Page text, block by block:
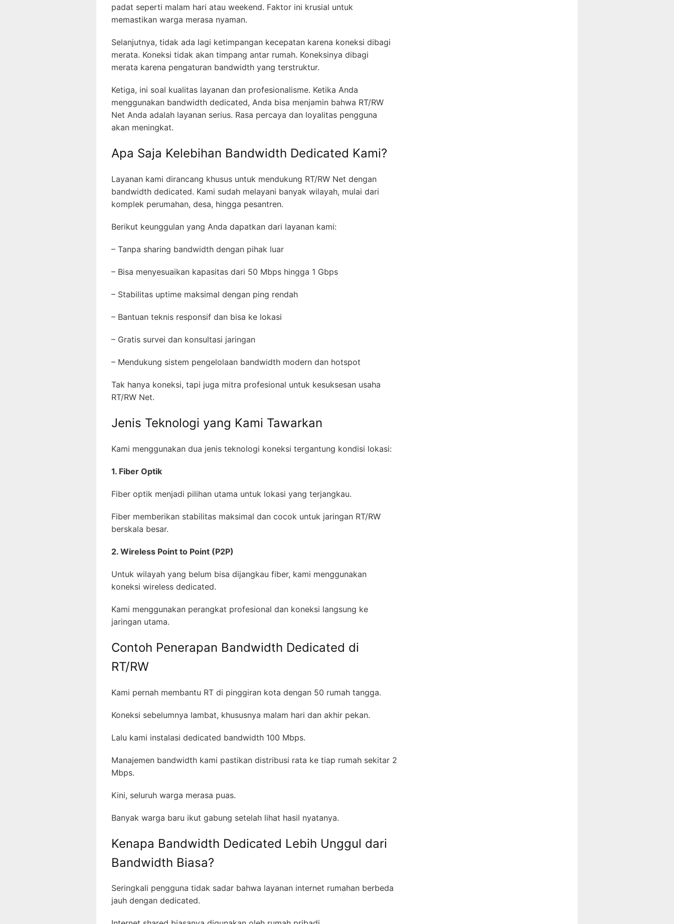
padat seperti malam hari atau weekend. Faktor ini krusial untuk
memastikan warga merasa nyaman.
Selanjutnya, tidak ada lagi ketimpangan kecepatan karena koneksi dibagi
merata. Koneksi tidak akan timpang antar rumah. Koneksinya dibagi
merata karena pengaturan bandwidth yang terstruktur.
Ketiga, ini soal kualitas layanan dan profesionalisme. Ketika Anda
menggunakan bandwidth dedicated, Anda bisa menjamin bahwa RT/RW
Net Anda adalah layanan serius. Rasa percaya dan loyalitas pengguna
akan meningkat.
Apa Saja Kelebihan Bandwidth Dedicated Kami?
Layanan kami dirancang khusus untuk mendukung RT/RW Net dengan
bandwidth dedicated. Kami sudah melayani banyak wilayah, mulai dari
komplek perumahan, desa, hingga pesantren.
Berikut keunggulan yang Anda dapatkan dari layanan kami:
– Tanpa sharing bandwidth dengan pihak luar
– Bisa menyesuaikan kapasitas dari 50 Mbps hingga 1 Gbps
– Stabilitas uptime maksimal dengan ping rendah
– Bantuan teknis responsif dan bisa ke lokasi
– Gratis survei dan konsultasi jaringan
– Mendukung sistem pengelolaan bandwidth modern dan hotspot
Tak hanya koneksi, tapi juga mitra profesional untuk kesuksesan usaha
RT/RW Net.
Jenis Teknologi yang Kami Tawarkan
Kami menggunakan dua jenis teknologi koneksi tergantung kondisi lokasi:
1. Fiber Optik
Fiber optik menjadi pilihan utama untuk lokasi yang terjangkau.
Fiber memberikan stabilitas maksimal dan cocok untuk jaringan RT/RW
berskala besar.
2. Wireless Point to Point (P2P)
Untuk wilayah yang belum bisa dijangkau fiber, kami menggunakan
koneksi wireless dedicated.
Kami menggunakan perangkat profesional dan koneksi langsung ke
jaringan utama.
Contoh Penerapan Bandwidth Dedicated di
RT/RW
Kami pernah membantu RT di pinggiran kota dengan 50 rumah tangga.
Koneksi sebelumnya lambat, khususnya malam hari dan akhir pekan.
Lalu kami instalasi dedicated bandwidth 100 Mbps.
Manajemen bandwidth kami pastikan distribusi rata ke tiap rumah sekitar 2
Mbps.
Kini, seluruh warga merasa puas.
Banyak warga baru ikut gabung setelah lihat hasil nyatanya.
Kenapa Bandwidth Dedicated Lebih Unggul dari
Bandwidth Biasa?
Seringkali pengguna tidak sadar bahwa layanan internet rumahan berbeda
jauh dengan dedicated.